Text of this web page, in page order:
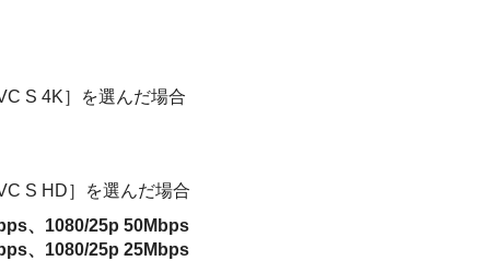
S 4K］を選んだ場合
S HD］を選んだ場合
、1080/25p 50Mbps
、1080/25p 25Mbps